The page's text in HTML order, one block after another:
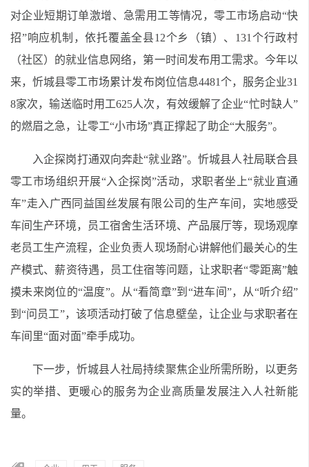
对企业短期订单激增、急需用工等情况，零工市场启动“快
招”响应机制，依托覆盖全县12个乡（镇）、131个行政村
（社区）的就业信息网络，第一时间发布用工需求。今年以
来，忻城县零工市场累计发布岗位信息4481个，服务企业31
8家次，输送临时用工625人次，有效缓解了企业“忙时缺人”
的燃眉之急，让零工“小市场”真正撑起了助企“大服务”。
入企探岗打通双向奔赴“就业路”。忻城县人社局联合县
零工市场组织开展“入企探岗”活动，求职者坐上“就业直通
车”走入广西同益国丝发展有限公司的生产车间，实地感受
车间生产环境，员工宿舍生活环境、产品展厅等，现场观摩
老员工生产流程，企业负责人现场耐心讲解他们最关心的生
产模式、薪资待遇，员工住宿等问题，让求职者“零距离”触
摸未来岗位的“温度”。从“看简章”到“进车间”，从“听介绍”
到“问员工”，该项活动打破了信息壁垒，让企业与求职者在
车间里“面对面”牵手成功。
下一步，忻城县人社局持续聚焦企业所需所盼，以更务
实的举措、更暖心的服务为企业高质量发展注入人社新能
量。